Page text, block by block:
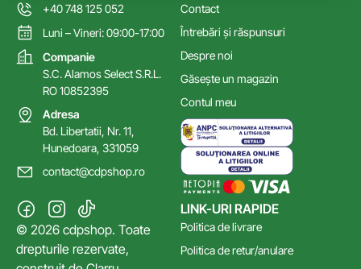
LINK-URI RAPIDE
Politica de livrare
Politica de retur/anulare
Contact
Întrebări și răspunsuri
Despre noi
Găsește un magazin
Contul meu
+40 748 125 052
Luni – Vineri: 09:00-17:00
Companie
S.C. Alamos Select S.R.L.
RO 10852395
Adresa
Bd. Libertatii, Nr. 11,
Hunedoara, 331059
contact@cdpshop.ro
© 2026 cdpshop. Toate
drepturile rezervate,